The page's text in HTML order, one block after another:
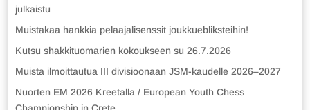
julkaistu
Muistakaa hankkia pelaajalisenssit joukkuebliksteihin!
Kutsu shakkituomarien kokoukseen su 26.7.2026
Muista ilmoittautua III divisioonaan JSM-kaudelle 2026–2027
Nuorten EM 2026 Kreetalla / European Youth Chess